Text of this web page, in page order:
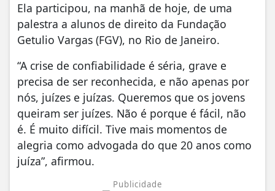
Ela participou, na manhã de hoje, de uma
palestra a alunos de direito da Fundação
Getulio Vargas (FGV), no Rio de Janeiro.
“A crise de confiabilidade é séria, grave e
precisa de ser reconhecida, e não apenas por
nós, juízes e juízas. Queremos que os jovens
queiram ser juízes. Não é porque é fácil, não
é. É muito difícil. Tive mais momentos de
alegria como advogada do que 20 anos como
juíza”, afirmou.
Publicidade